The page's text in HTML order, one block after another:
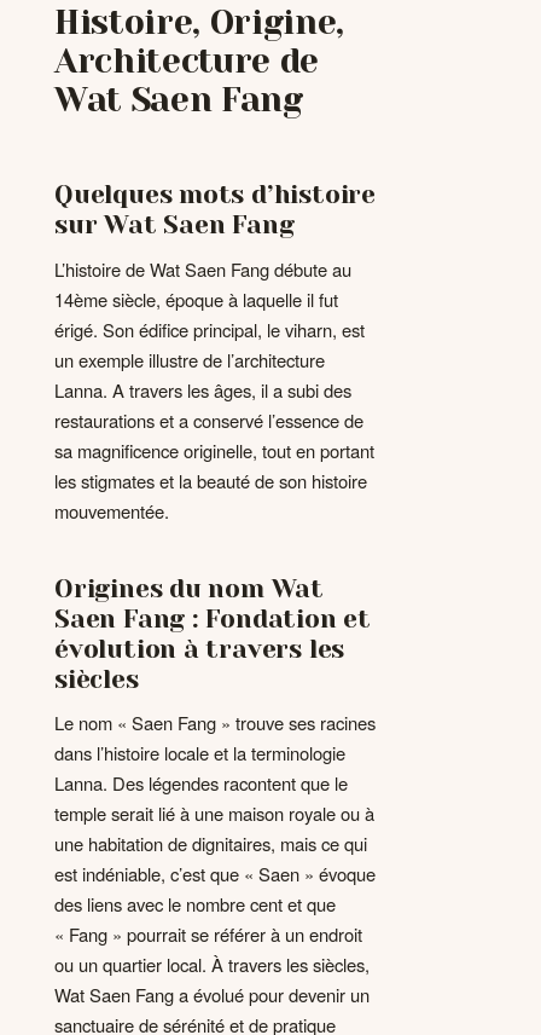
Histoire, Origine,
Architecture de
Wat Saen Fang
Quelques mots d’histoire
sur Wat Saen Fang
L’histoire de Wat Saen Fang débute au
14ème siècle, époque à laquelle il fut
érigé. Son édifice principal, le viharn, est
un exemple illustre de l’architecture
Lanna. A travers les âges, il a subi des
restaurations et a conservé l’essence de
sa magnificence originelle, tout en portant
les stigmates et la beauté de son histoire
mouvementée.
Origines du nom Wat
Saen Fang : Fondation et
évolution à travers les
siècles
Le nom « Saen Fang » trouve ses racines
dans l’histoire locale et la terminologie
Lanna. Des légendes racontent que le
temple serait lié à une maison royale ou à
une habitation de dignitaires, mais ce qui
est indéniable, c’est que « Saen » évoque
des liens avec le nombre cent et que
« Fang » pourrait se référer à un endroit
ou un quartier local. À travers les siècles,
Wat Saen Fang a évolué pour devenir un
sanctuaire de sérénité et de pratique